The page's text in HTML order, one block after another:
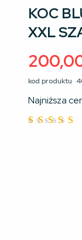
KOC
XXL
kod produktu
Najniższa